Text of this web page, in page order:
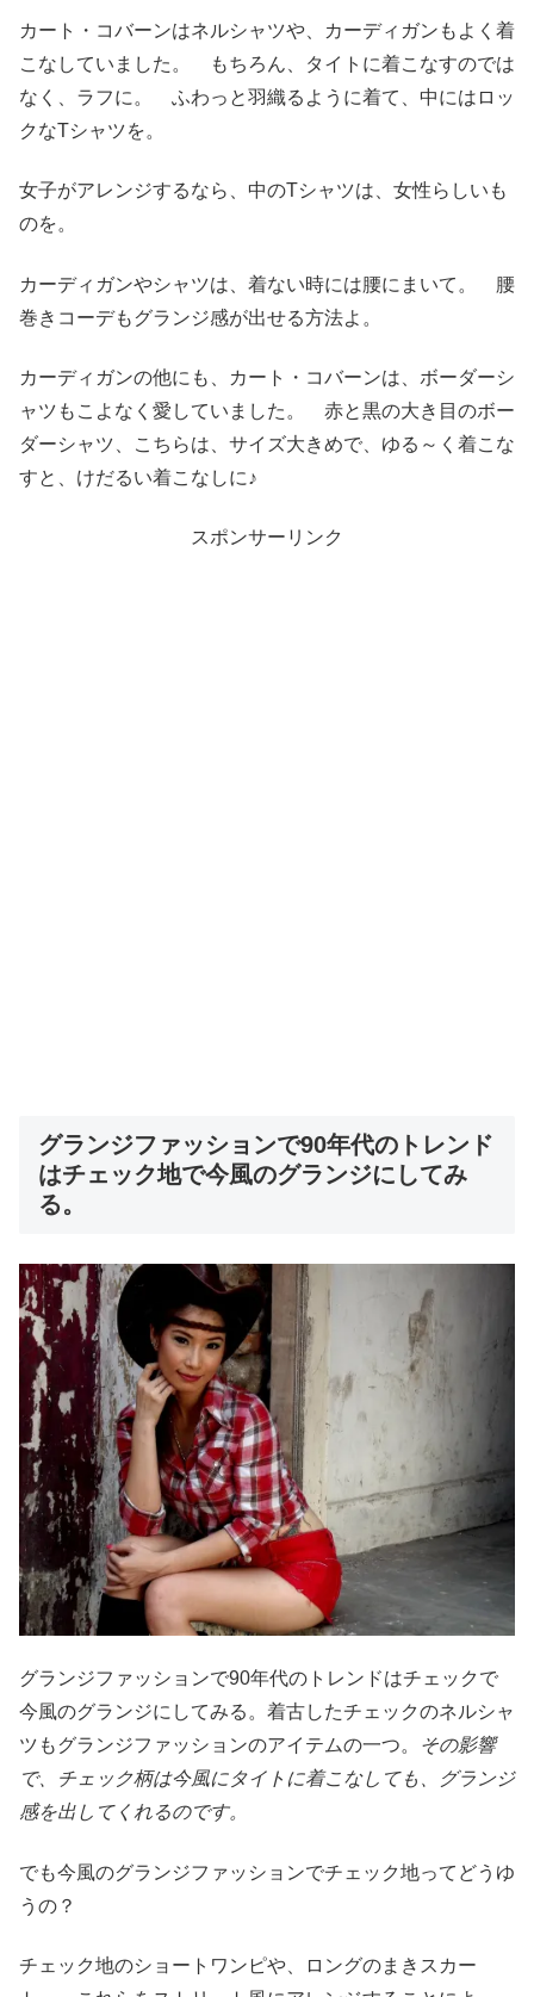
カート・コバーンはネルシャツや、カーディガンもよく着
こなしていました。 もちろん、タイトに着こなすのでは
なく、ラフに。 ふわっと羽織るように着て、中にはロッ
クなTシャツを。
女子がアレンジするなら、中のTシャツは、女性らしいも
のを。
カーディガンやシャツは、着ない時には腰にまいて。 腰
巻きコーデもグランジ感が出せる方法よ。
カーディガンの他にも、カート・コバーンは、ボーダーシ
ャツもこよなく愛していました。 赤と黒の大き目のボー
ダーシャツ、こちらは、サイズ大きめで、ゆる～く着こな
すと、けだるい着こなしに♪
スポンサーリンク
グランジファッションで90年代のトレンド
はチェック地で今風のグランジにしてみ
る。
グランジファッションで90年代のトレンドはチェックで
今風のグランジにしてみる。着古したチェックのネルシャ
ツもグランジファッションのアイテムの一つ。
その影響
で、チェック柄は今風にタイトに着こなしても、グランジ
感を出してくれるのです。
でも今風のグランジファッションでチェック地ってどうゆ
うの？
チェック地のショートワンピや、ロングのまきスカー